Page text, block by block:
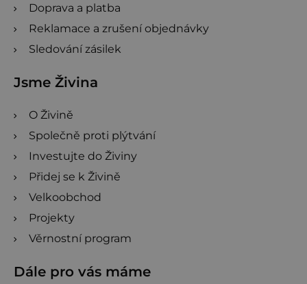
Doprava a platba
Reklamace a zrušení objednávky
Sledování zásilek
Jsme Živina
O Živině
Společně proti plýtvání
Investujte do Živiny
Přidej se k Živině
Velkoobchod
Projekty
Věrnostní program
Dále pro vás máme